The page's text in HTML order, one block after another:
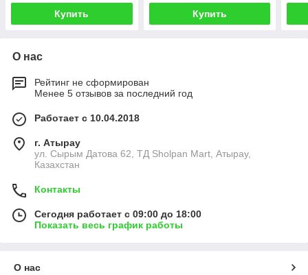
Купить Купить
О нас
Рейтинг не сформирован
Менее 5 отзывов за последний год
Работает с 10.04.2018
г. Атырау
ул. Сырым Датова 62, ТД Sholpan Mart, Атырау,
Казахстан
Контакты
Сегодня работает с 09:00 до 18:00
Показать весь график работы
О нас